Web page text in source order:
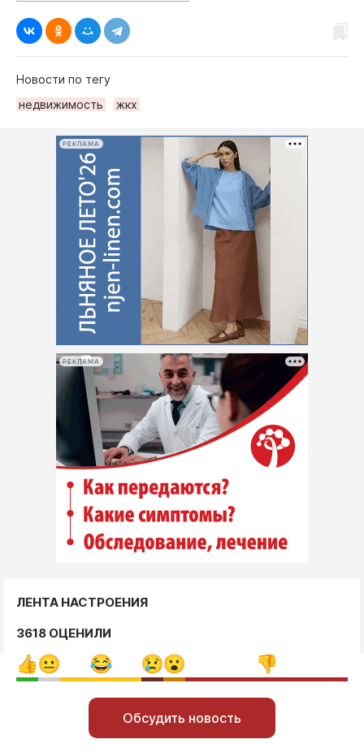
Новости по тегу
недвижимость
жкх
РЕКЛАМА
РЕКЛАМА
ЛЕНТА НАСТРОЕНИЯ
3618 ОЦЕНИЛИ
Обсудить новость